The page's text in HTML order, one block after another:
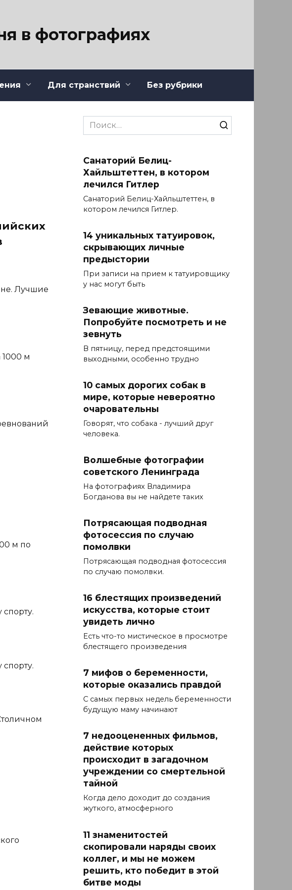
в фотографиях
Для странствий Без рубрики
Лучшие
м
м по
Search
for:
Санаторий Белиц-
Хайльштеттен, в котором
лечился Гитлер
Санаторий Белиц-Хайльштеттен, в
котором лечился Гитлер.
14 уникальных татуировок,
скрывающих личные
предыстории
При записи на прием к татуировщику
у нас могут быть
Зевающие животные.
Попробуйте посмотреть и не
зевнуть
В пятницу, перед предстоящими
выходными, особенно трудно
10 самых дорогих собак в
мире, которые невероятно
очаровательны
Говорят, что собака - лучший друг
человека.
Волшебные фотографии
советского Ленинграда
На фотографиях Владимира
Богданова вы не найдете таких
Потрясающая подводная
фотосессия по случаю
помолвки
Потрясающая подводная фотосессия
по случаю помолвки.
16 блестящих произведений
искусства, которые стоит
увидеть лично
Есть что-то мистическое в просмотре
блестящего произведения
7 мифов о беременности,
которые оказались правдой
С самых первых недель беременности
будущую маму начинают
7 недооцененных фильмов,
действие которых
происходит в загадочном
учреждении со смертельной
тайной
Когда дело доходит до создания
жуткого, атмосферного
11 знаменитостей
скопировали наряды своих
коллег, и мы не можем
решить, кто победит в этой
битве моды